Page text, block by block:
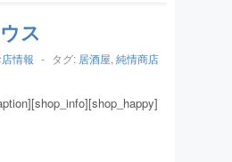
ス
情報 - タグ: 居酒屋, 純情商店